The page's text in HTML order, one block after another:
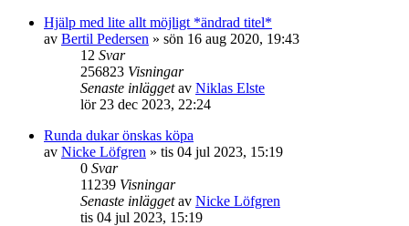
Hjälp med lite allt möjligt *ändrad titel*
av Bertil Pedersen » sön 16 aug 2020, 19:43
12 Svar
256823 Visningar
Senaste inläggetav Niklas Elste
lör 23 dec 2023, 22:24
Runda dukar önskas köpa
av Nicke Löfgren » tis 04 jul 2023, 15:19
0 Svar
11239 Visningar
Senaste inläggetav Nicke Löfgren
tis 04 jul 2023, 15:19